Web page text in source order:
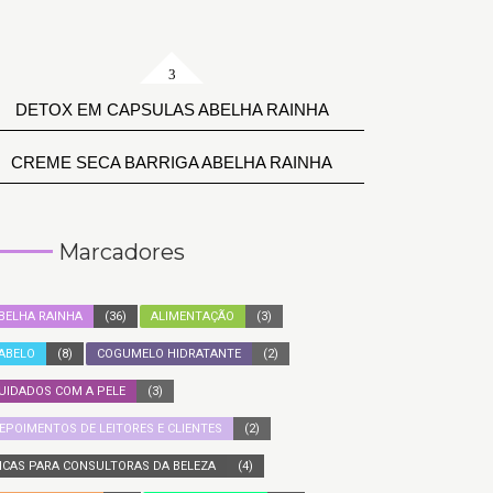
DETOX EM CAPSULAS ABELHA RAINHA
CREME SECA BARRIGA ABELHA RAINHA
Marcadores
RAINHA (36) ALIMENTAÇÃO (3)
(8) COGUMELO HIDRATANTE (2)
COM A PELE (3)
DE LEITORES E CLIENTES (2)
PARA CONSULTORAS DA BELEZA (4)